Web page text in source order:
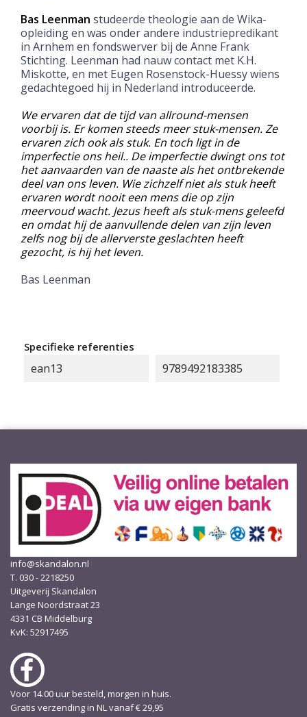
Bas Leenman studeerde theologie aan de Wika-
opleiding en was onder andere industriepredikant
in Arnhem en fondswerver bij de Anne Frank
Stichting. Leenman had nauw contact met K.H.
Miskotte, en met Eugen Rosenstock-Huessy wiens
gedachtegoed hij in Nederland introduceerde.
We ervaren dat de tijd van allround-mensen
voorbij is. Er komen steeds meer stuk-mensen. Ze
ervaren zich ook als stuk. En toch ligt in de
imperfectie ons heil.. De imperfectie dwingt ons tot
het aanvaarden van de naaste als het ontbrekende
deel van ons leven. Wie zichzelf niet als stuk heeft
ervaren wordt nooit een mens die op zijn
meervoud wacht. Jezus heeft als stuk-mens geleefd
en omdat hij de aanvullende delen van zijn leven
zelfs nog bij de allerverste geslachten heeft
gezocht, is hij het leven.
Bas Leenman
Specifieke referenties
ean13 9789492183385
info@skandalon.nl
T. 030 - 2218250
Uitgeverij Skandalon
Lange Noordstraat 23
4331 CB Middelburg
KvK: 52917495
Voor 14.00 uur besteld, morgen in huis.
Gratis verzending in NL vanaf € 29,95